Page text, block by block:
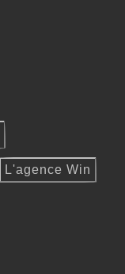
L'agence Win